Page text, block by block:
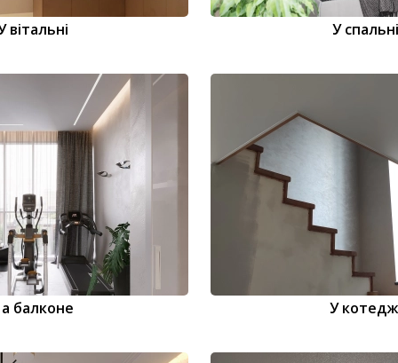
вітальні У спальні
балконе У